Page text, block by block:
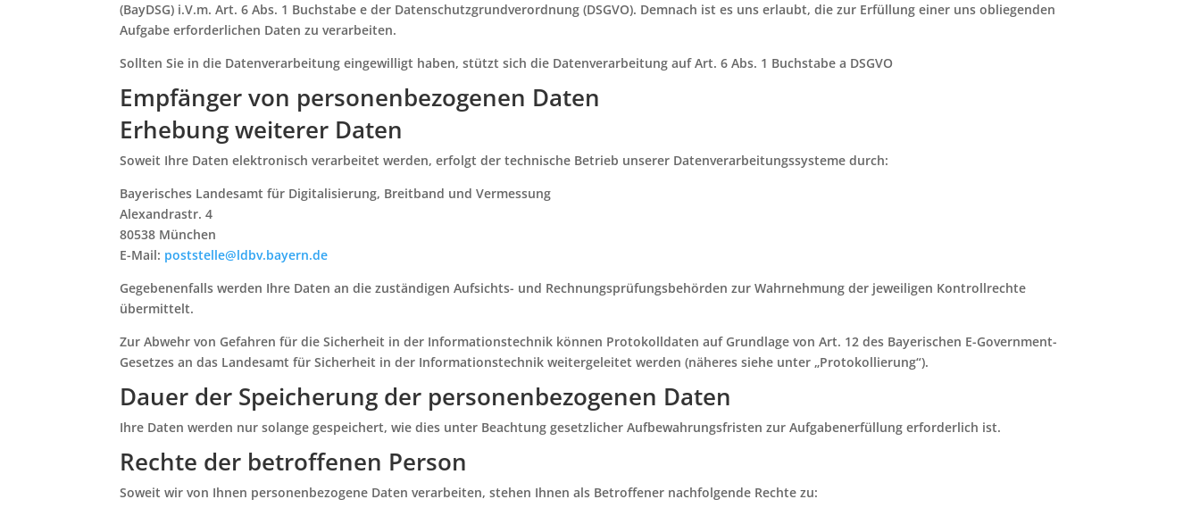
(BayDSG) i.V.m. Art. 6 Abs. 1 Buchstabe e der Datenschutzgrundverordnung (DSGVO). Demnach ist es uns erlaubt, die zur Erfüllung einer uns obliegenden
Aufgabe erforderlichen Daten zu verarbeiten.
Sollten Sie in die Datenverarbeitung eingewilligt haben, stützt sich die Datenverarbeitung auf Art. 6 Abs. 1 Buchstabe a DSGVO
Empfänger von personenbezogenen Daten
Erhebung weiterer Daten
Soweit Ihre Daten elektronisch verarbeitet werden, erfolgt der technische Betrieb unserer Datenverarbeitungssysteme durch:
Bayerisches Landesamt für Digitalisierung, Breitband und Vermessung
Alexandrastr. 4
80538 München
E-Mail: poststelle@ldbv.bayern.de
Gegebenenfalls werden Ihre Daten an die zuständigen Aufsichts- und Rechnungsprüfungsbehörden zur Wahrnehmung der jeweiligen Kontrollrechte
übermittelt.
Zur Abwehr von Gefahren für die Sicherheit in der Informationstechnik können Protokolldaten auf Grundlage von Art. 12 des Bayerischen E-Government-
Gesetzes an das Landesamt für Sicherheit in der Informationstechnik weitergeleitet werden (näheres siehe unter „Protokollierung“).
Dauer der Speicherung der personenbezogenen Daten
Ihre Daten werden nur solange gespeichert, wie dies unter Beachtung gesetzlicher Aufbewahrungsfristen zur Aufgabenerfüllung erforderlich ist.
Rechte der betroffenen Person
Soweit wir von Ihnen personenbezogene Daten verarbeiten, stehen Ihnen als Betroffener nachfolgende Rechte zu: